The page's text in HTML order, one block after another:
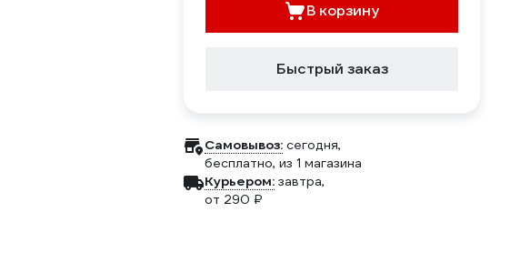
В корзину
Быстрый заказ
Самовывоз: сегодня,
бесплатно, из 1 магазина
Курьером: завтра,
от 290 ₽